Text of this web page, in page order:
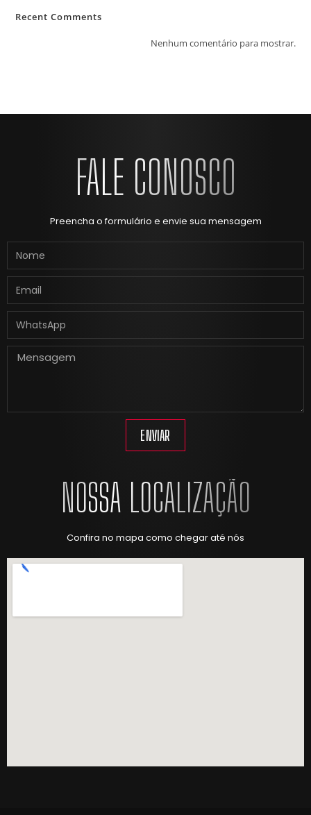
Recent Comments
Nenhum comentário para mostrar.
FALE CONOSCO
Preencha o formulário e envie sua mensagem
ENVIAR
NOSSA LOCALIZAÇÃO
Confira no mapa como chegar até nós